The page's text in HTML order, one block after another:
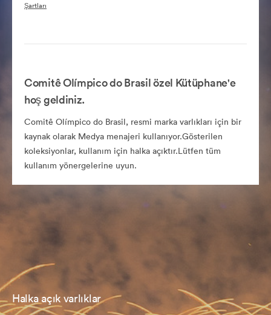
Şartları
Comitê Olímpico do Brasil özel Kütüphane'e
hoş geldiniz.
Comitê Olímpico do Brasil, resmi marka varlıkları için bir
kaynak olarak Medya menajeri kullanıyor.Gösterilen
koleksiyonlar, kullanım için halka açıktır.Lütfen tüm
kullanım yönergelerine uyun.
Halka açık varlıklar